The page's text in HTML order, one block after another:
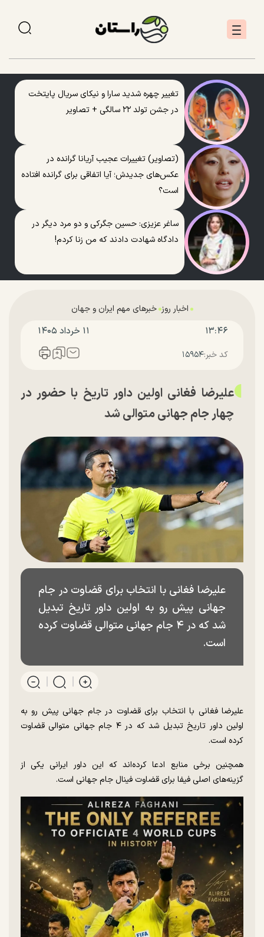
تغییر چهره شدید سارا و نیکای سریال پایتخت
در جشن تولد ۲۲ سالگی + تصاویر
(تصاویر) تغییرات عجیب آریانا گرانده در
عکس‌های جدیدش؛ آیا اتفاقی برای گرانده افتاده
است؟
ساغر عزیزی: حسین جگرکی و دو مرد دیگر در
دادگاه شهادت دادند که من زنا کردم!
اخبار روز خبرهای مهم ایران و جهان
۱۳:۴۶ ۱۱ خرداد ۱۴۰۵
کد خبر:۱۵۹۵۴
علیرضا فغانی اولین داور تاریخ با حضور در
چهار جام جهانی متوالی شد
علیرضا فغانی با انتخاب برای قضاوت در جام
جهانی پیش رو به اولین داور تاریخ تبدیل
شد که در ۴ جام جهانی متوالی قضاوت کرده
است.
علیرضا فغانی با انتخاب برای قضاوت در جام جهانی پیش رو به
اولین داور تاریخ تبدیل شد که در ۴ جام جهانی متوالی قضاوت
کرده است.
همچنین برخی منابع ادعا کرده‌اند که این داور ایرانی یکی از
گزینه‌های اصلی فیفا برای قضاوت فینال جام جهانی است.